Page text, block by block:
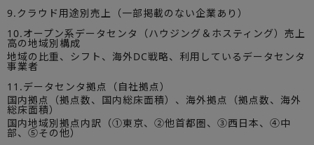
9.クラウド用途別売上（一部掲載のない企業あり）
10.オープン系データセンタ（ハウジング＆ホスティング）売上
高の地域別構成
地域の比重、シフト、海外DC戦略、利用しているデータセンタ
事業者
11.データセンタ拠点（自社拠点）
国内拠点（拠点数、国内総床面積）、海外拠点（拠点数、海外
総床面積）
国内地域別拠点内訳（①東京、②他首都圏、③西日本、④中
部、⑤その他）